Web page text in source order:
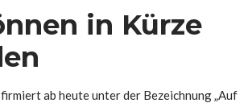
in Kürze
ab heute unter der Bezeichnung „Auf